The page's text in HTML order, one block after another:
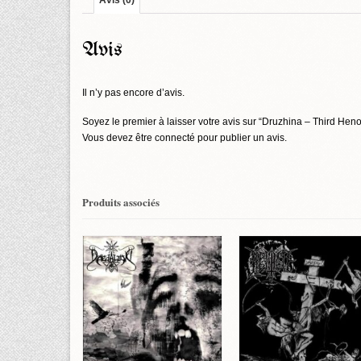
Avis
Il n’y pas encore d’avis.
Soyez le premier à laisser votre avis sur “Druzhina – Third
Vous devez être connecté pour publier un avis.
Produits associés